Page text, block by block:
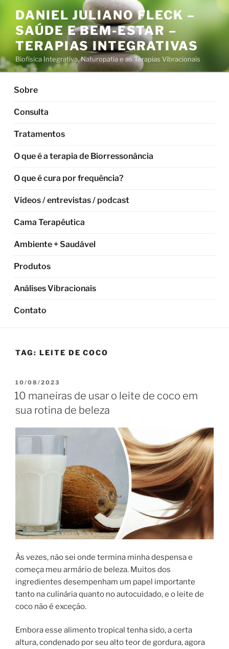
conteúdo
DANIEL JULIANO FLECK –
SAÚDE E BEM-ESTAR –
TERAPIAS INTEGRATIVAS
Biofísica Integrativa, Naturopatia e as Terapias Vibracionais
Sobre
Consulta
Tratamentos
O que é a terapia de Biorressonância
O que é cura por frequência?
Vídeos / entrevistas / podcast
Cama Terapêutica
Ambiente + Saudável
Produtos
Análises Vibracionais
Contato
TAG: LEITE DE COCO
PUBLICADO
EM
10/08/2023
10 maneiras de usar o leite de coco em
sua rotina de beleza
Às vezes, não sei onde termina minha despensa e
começa meu armário de beleza. Muitos dos
ingredientes desempenham um papel importante
tanto na culinária quanto no autocuidado, e o leite de
coco não é exceção.
Embora esse alimento tropical tenha sido, a certa
altura, condenado por seu alto teor de gordura, agora